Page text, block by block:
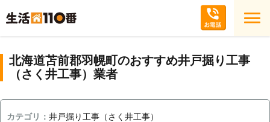
北海道苫前郡羽幌町のおすすめ井戸掘り工事
（さく井工事）業者
カテゴリ： 井戸掘り工事（さく井工事）